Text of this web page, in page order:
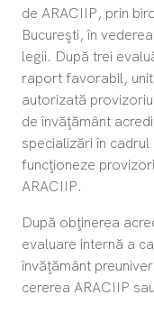
de ARACIIP, prin
Bucureşti, în
legii. După trei
raport favorabil,
autorizată
de învăţământ
specializări în
funcţioneze
ARACIIP.
După obţinerea
evaluare internă a
învăţământ
cererea ARACIIP